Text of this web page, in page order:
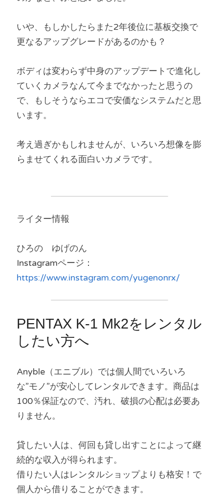
いや、もしかしたらまた2年後位に基板交換で
更なるアップグレードがあるのかも？
ボディは変わらず中身のアップデートで進化し
ていくカメラなんて今までなかったと思うの
で、もしそうならエコで安価なシステムだと思
います。
考え過ぎかもしれませんが、いろいろ想像を膨
らませてくれる面白いカメラです。
ライター情報
ひろの　ゆげのん
Instagramページ：
https://www.instagram.com/yugenonrx/
PENTAX K-1 Mk2をレンタル
したい方へ
Anyble（エニブル）では個人間でいろいろ
な”モノ”が安心してレンタルできます。商品は
100％保証なので、汚れ、破損の心配は必要あ
りません。
貸したい人は、何回も貸し出すことによって継
続的な収入が得られます。
借りたい人はレンタルショップよりも格安！で
個人から借りることができます。